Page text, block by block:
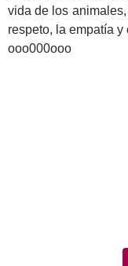
vida de los
respeto, la empatía
ooo000ooo